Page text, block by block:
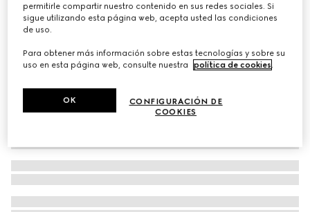
permitirle compartir nuestro contenido en sus redes sociales. Si
sigue utilizando esta página web, acepta usted las condiciones
de uso.
Para obtener más información sobre estas tecnologías y sobre su
uso en esta página web, consulte nuestra
política de cookies
CONFIGURACIÓN DE
COOKIES
OK